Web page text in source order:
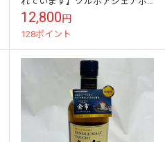
レオンゴールドインペリアル
700ml40度
12,800円
128ポイント